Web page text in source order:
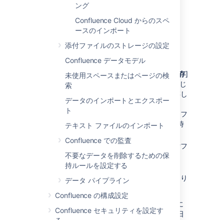
ング
Confluence Cloud からのスペ
ースのインポート
添付ファイルのストレージの設定
Confluence データモデル
未使用スペースまたはページの検
索
データのインポートとエクスポー
ト
テキスト ファイルのインポート
Confluence での監査
不要なデータを削除するための保
持ルールを設定する
データ パイプライン
Confluence の構成設定
Confluence セキュリティを設定す
サイトの XML エクスポートを作成するには、
Administration
> General
Configuration
Backup & Restore.
backups ディレクトリにもコピーを保存]
を選択し、Confluence の
と同じ
フォルダにバックアップのコピーを保存し
ます。
バックアップをアーカイブしない場合、フ
ァイルをダウンロードできますが、24 時
添付ファイルを含める] を選択し、添付フ
ァイルをバックアップに含めます。
エクスポート] を選択します。
このプロセスには時間がかかる場合があり
に
よって/tempディレクトリのコンテンツが毎日